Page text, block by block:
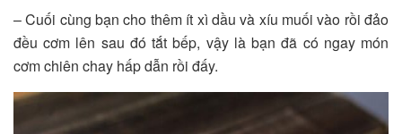
– Cuối cùng bạn cho thêm ít xì dầu và xíu muối vào rồi đảo
đều cơm lên sau đó tắt bếp, vậy là bạn đã có ngay món
cơm chiên chay hấp dẫn rồi đấy.